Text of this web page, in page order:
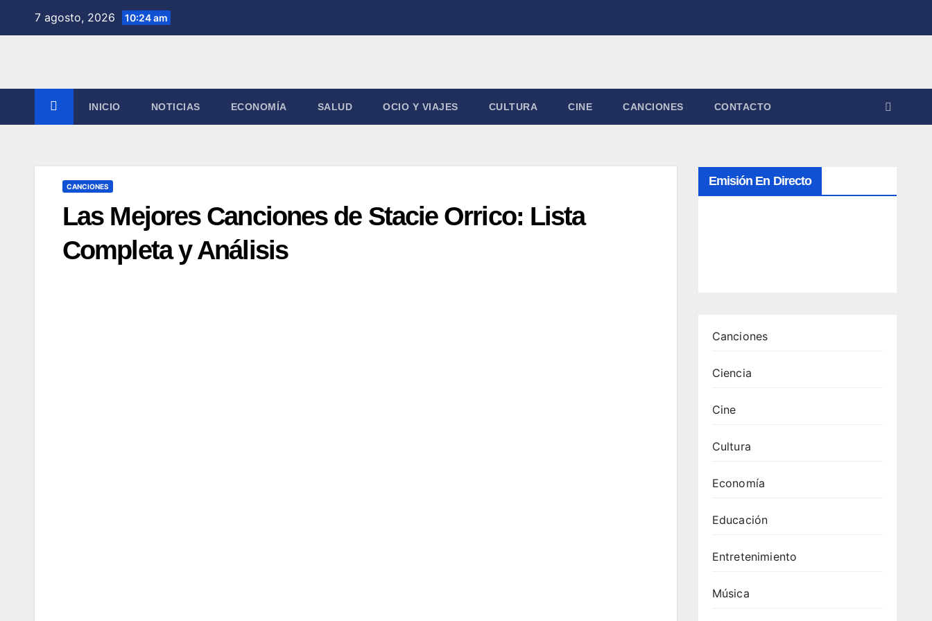
7 agosto, 2026 10:24 am
INICIO NOTICIAS ECONOMÍA SALUD OCIO Y VIAJES CULTURA CINE CANCIONES CONTACTO
CANCIONES
Las Mejores Canciones de Stacie Orrico: Lista
Completa y Análisis
Emisión En Directo
Canciones
Ciencia
Cine
Cultura
Economía
Educación
Entretenimiento
Música